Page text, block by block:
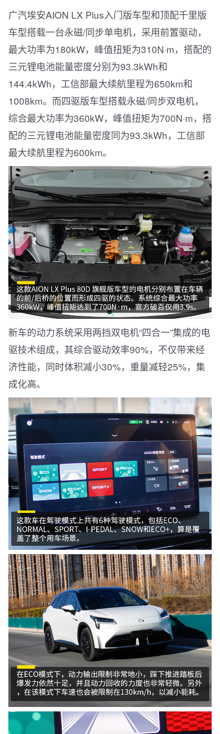
广汽埃安AION LX Plus入门版车型和顶配千里版
车型搭载一台永磁/同步单电机，采用前置驱动，
最大功率为180kW，峰值扭矩为310N·m，搭配的
三元锂电池能量密度分别为93.3kWh和
144.4kWh，工信部最大续航里程为650km和
1008km。而四驱版车型搭载永磁/同步双电机，
综合最大功率为360kW，峰值扭矩为700N·m，搭
配的三元锂电池能量密度同为93.3kWh，工信部
最大续航里程为600km。
新车的动力系统采用两挡双电机“四合一”集成的电
驱技术组成，其综合驱动效率90%，不仅带来经
济性能，同时体积减小30%，重量减轻25%，集
成化高。